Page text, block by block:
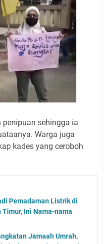
sehingga ia
Warga juga
kades yang ceroboh
Pemadaman Listrik di
Ini Nama-nama
Jamaah Umrah,